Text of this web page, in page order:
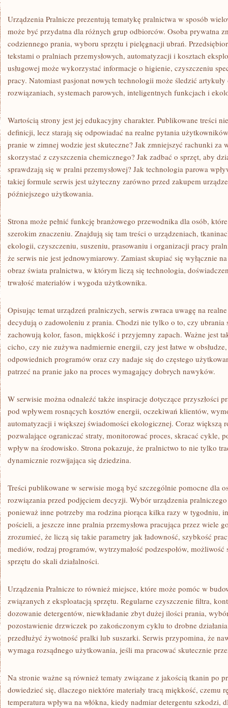
Urządzenia Pralnicze prezentują tematykę pralnictwa w sposób
może być przydatna dla różnych grup odbiorców. Osoba prywatna
codziennego prania, wyboru sprzętu i pielęgnacji ubrań.
tekstami o pralniach przemysłowych, automatyzacji i kosztach
usługowej może wykorzystać informacje o higienie, czyszczeniu
pracy. Natomiast pasjonat nowych technologii może śledzić
rozwiązaniach, systemach parowych, inteligentnych funkcjach i
Wartością strony jest jej edukacyjny charakter. Publikowane treści
definicji, lecz starają się odpowiadać na realne pytania
pranie w zimnej wodzie jest skuteczne? Jak zmniejszyć rachunki za
skorzystać z czyszczenia chemicznego? Jak zadbać o sprzęt, aby
sprawdzają się w pralni przemysłowej? Jak technologia parowa
takiej formule serwis jest użyteczny zarówno przed zakupem
późniejszego użytkowania.
Strona może pełnić funkcję branżowego przewodnika dla osób,
szerokim znaczeniu. Znajdują się tam treści o urządzeniach,
ekologii, czyszczeniu, suszeniu, prasowaniu i organizacji pracy
że serwis nie jest jednowymiarowy. Zamiast skupiać się wyłącznie
obraz świata pralnictwa, w którym liczą się technologia,
trwałość materiałów i wygoda użytkownika.
Opisując temat urządzeń pralniczych, serwis zwraca uwagę na
decydują o zadowoleniu z prania. Chodzi nie tylko o to, czy ubrania
zachowują kolor, fason, miękkość i przyjemny zapach. Ważne jest
cicho, czy nie zużywa nadmiernie energii, czy jest łatwe w
odpowiednich programów oraz czy nadaje się do częstego
patrzeć na pranie jako na proces wymagający dobrych nawyków.
W serwisie można odnaleźć także inspiracje dotyczące przyszłości
pod wpływem rosnących kosztów energii, oczekiwań klientów,
automatyzacji i większej świadomości ekologicznej. Coraz większą
pozwalające ograniczać straty, monitorować proces, skracać cykle,
wpływ na środowisko. Strona pokazuje, że pralnictwo to nie tylko
dynamicznie rozwijająca się dziedzina.
Treści publikowane w serwisie mogą być szczególnie pomocne dla
rozwiązania przed podjęciem decyzji. Wybór urządzenia
ponieważ inne potrzeby ma rodzina piorąca kilka razy w tygodniu,
pościeli, a jeszcze inne pralnia przemysłowa pracująca przez wiele
zrozumieć, że liczą się takie parametry jak ładowność, szybkość
mediów, rodzaj programów, wytrzymałość podzespołów, możliwość
sprzętu do skali działalności.
Urządzenia Pralnicze to również miejsce, które może pomóc w
związanych z eksploatacją sprzętu. Regularne czyszczenie filtra,
dozowanie detergentów, niewkładanie zbyt dużej ilości prania,
pozostawienie drzwiczek po zakończonym cyklu to drobne
przedłużyć żywotność pralki lub suszarki. Serwis przypomina, że
wymaga rozsądnego użytkowania, jeśli ma pracować skutecznie
Na stronie ważne są również tematy związane z jakością tkanin po
dowiedzieć się, dlaczego niektóre materiały tracą miękkość, czemu
temperatura wpływa na włókna, kiedy nadmiar detergentu szkodzi,